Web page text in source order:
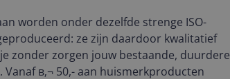
worden onder dezelfde strenge ISO-
ze zijn daardoor kwalitatief
zonder zorgen jouw bestaande, duurdere
в‚¬ 50,- aan huismerkproducten